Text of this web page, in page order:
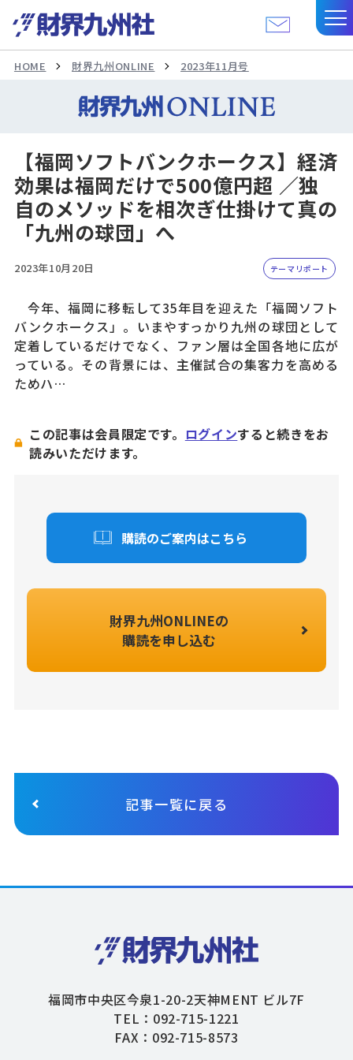
HOME 財界九州ONLINE 2023年11月号
【福岡ソフトバンクホークス】経済
効果は福岡だけで500億円超 ／独
自のメソッドを相次ぎ仕掛けて真の
「九州の球団」へ
2023年10月20日 テーマリポート
今年、福岡に移転して35年目を迎えた「福岡ソフト
バンクホークス」。いまやすっかり九州の球団として
定着しているだけでなく、ファン層は全国各地に広が
っている。その背景には、主催試合の集客力を高める
ためハ…
この記事は会員限定です。 ログインすると続きをお
読みいただけます。
購読のご案内はこちら
財界九州ONLINEの
購読を申し込む
記事一覧に戻る
福岡市中央区今泉1-20-2天神MENT ビル7F
TEL：092-715-1221
FAX：092-715-8573